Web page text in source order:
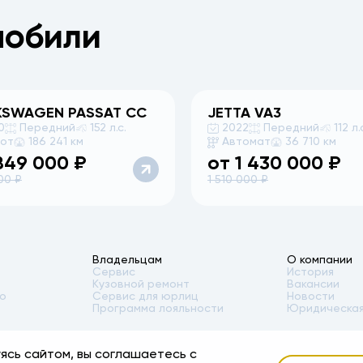
PASSAT CC
Передний
152 л.с.
186 241 км
000 ₽
₽
JETTA VA3
2022 Передний
112
Автомат
36 710 км
от 1 430 000 ₽
1 510 000₽
сайтом, вы соглашаетесь с
Владельцам
Сервис
Кузовной ремонт
Сервис для юрлиц
Программа лояльности
О компании
История
Вакансии
Новости